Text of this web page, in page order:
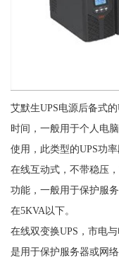
艾默生UPS电源后备式
时间，一般用于个人电
使用，此类型的UPS功率
在线互动式，不带稳压
功能，一般用于保护服
在5KVA以下。
在线双变换UPS，市电
是用于保护服务器或网